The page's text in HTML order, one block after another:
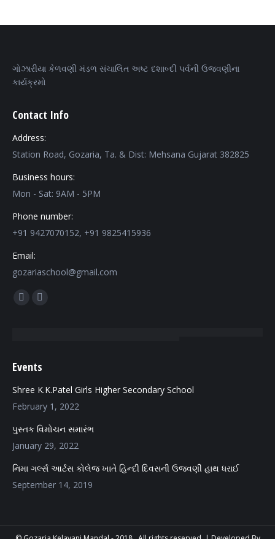
ગોઝારીયા કેળવણી મંડળ સંચાલિત અષ્ટ દશાબ્દી પર્વની ઉજવણીના
કાર્યક્રમો
Contact Info
Address:
Station Road, Gozaria, Ta. & Dist: Mehsana Gujarat 382825
Business hours:
Mon - Sat: 9AM - 5PM
Phone number:
+91 9427070152, +91 9825415936
Email:
gozariaschool@gmail.com
Find us on:
Facebook
new
Mail
new
Events
Shree K.K.Patel Girls Higher Secondary School
February 1, 2022
પુસ્તક વિમોચન સમારંભ
January 29, 2022
નિમા ગર્લ્સ આર્ટસ કોલેજ ખાતે હિન્દી દિવસની ઉજવણી હાથ ધરાઈ
September 14, 2019